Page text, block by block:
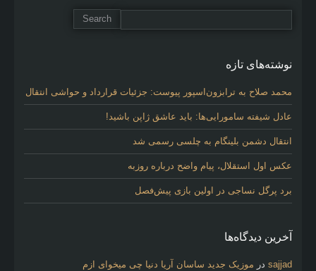
نوشته‌های تازه
محمد صلاح به ترابزون‌اسپور پیوست: جزئیات قرارداد و حواشی انتقال
عادل شیفته سامورایی‌ها: باید عاشق ژاپن باشید!
انتقال دشمن بلینگام به چلسی رسمی شد
عکس اول استقلال، پیام واضح درباره روزبه
برد پرگل نساجی در اولین بازی پیش‌فصل
آخرین دیدگاه‌ها
sajjad در موزیک جدید ساسان آریا دنیا چی میخوای ازم